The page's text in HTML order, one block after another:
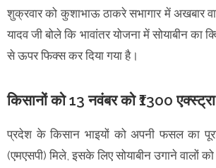
शुक्रवार को कुशाभाऊ ठाकरे सभागार में अखबार
यादव जी बोले कि भावांतर योजना में सोयाबीन का
से ऊपर फिक्स कर दिया गया है।
किसानों को 13 नवंबर को ₹1300
प्रदेश के किसान भाइयों को अपनी फसल का
(एमएसपी) मिले, इसके लिए सोयाबीन उगाने वालों